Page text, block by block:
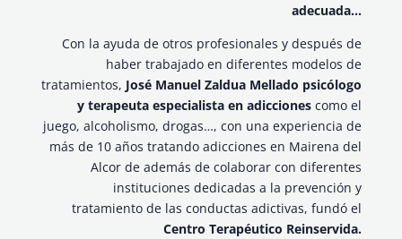
adecuada…
Con la ayuda de otros profesionales y después de
haber trabajado en diferentes modelos de
tratamientos, José Manuel Zaldua Mellado psicólogo
y terapeuta especialista en adicciones como el
juego, alcoholismo, drogas…, con una experiencia de
más de 10 años tratando adicciones en Mairena del
Alcor de además de colaborar con diferentes
instituciones dedicadas a la prevención y
tratamiento de las conductas adictivas, fundó el
Centro Terapéutico Reinservida.